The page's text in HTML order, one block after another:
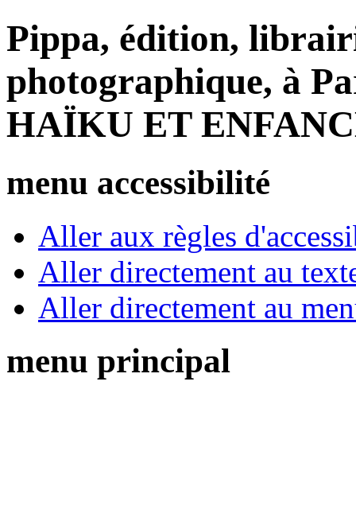
Pippa, édition,
photographique, à
HAÏKU ET
menu accessibilité
Aller aux règles
Aller directement au
Aller directement au
menu principal